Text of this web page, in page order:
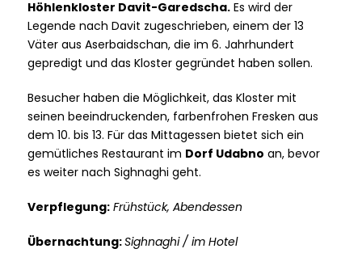
Höhlenkloster Davit-Garedscha. Es wird der
Legende nach Davit zugeschrieben, einem der 13
Väter aus Aserbaidschan, die im 6. Jahrhundert
gepredigt und das Kloster gegründet haben sollen.
Besucher haben die Möglichkeit, das Kloster mit
seinen beeindruckenden, farbenfrohen Fresken aus
dem 10. bis 13. Für das Mittagessen bietet sich ein
gemütliches Restaurant im Dorf Udabno an, bevor
es weiter nach Sighnaghi geht.
Verpflegung: Frühstück, Abendessen
Übernachtung:Sighnaghi / im Hotel